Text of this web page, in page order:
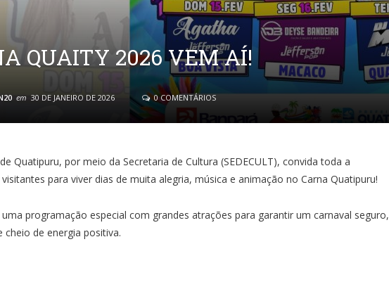
QUAITY 2026 VEM AÍ!
em 30 DE JANEIRO DE 2026 0 COMENTÁRIOS
Quatipuru, por meio da Secretaria de Cultura (SEDECULT), convida toda a
para viver dias de muita alegria, música e animação no Carna Quatipuru!
programação especial com grandes atrações para garantir um carnaval seguro,
cheio de energia positiva.